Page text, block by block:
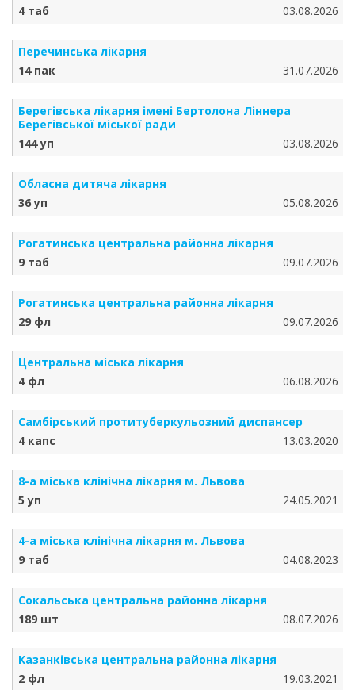
4 таб
03.08.2026
Перечинська лікарня
14 пак
31.07.2026
Берегівська лікарня імені Бертолона Ліннера
Берегівської міської ради
144 уп
03.08.2026
Обласна дитяча лікарня
36 уп
05.08.2026
Рогатинська центральна районна лікарня
9 таб
09.07.2026
Рогатинська центральна районна лікарня
29 фл
09.07.2026
Центральна міська лікарня
4 фл
06.08.2026
Самбірський протитуберкульозний диспансер
4 капс
13.03.2020
8-а міська клінічна лікарня м. Львова
5 уп
24.05.2021
4-а міська клінічна лікарня м. Львова
9 таб
04.08.2023
Сокальська центральна районна лікарня
189 шт
08.07.2026
Казанківська центральна районна лікарня
2 фл
19.03.2021